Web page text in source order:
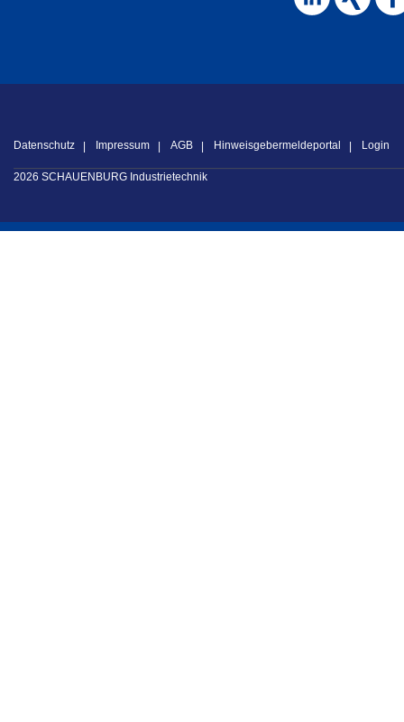
Datenschutz Impressum AGB Hinweisgebermeldeportal Login
2026 SCHAUENBURG Industrietechnik